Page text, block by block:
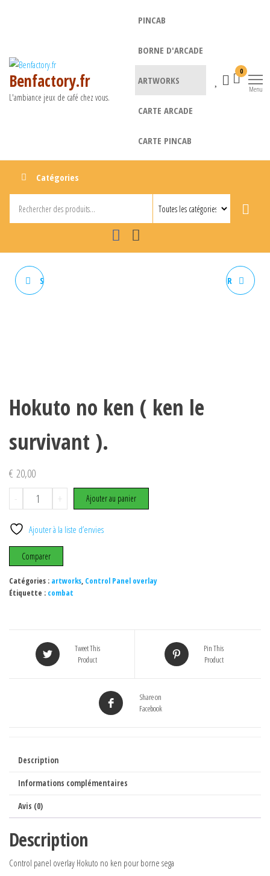
Benfactory.fr
L'ambiance jeux de café chez vous.
PINCAB
BORNE D'ARCADE
ARTWORKS
CARTE ARCADE
CARTE PINCAB
0
Menu
Catégories
SUPER STREET FIGHTER 2 X SET HOKUTO NO KEN POUR
Hokuto no ken ( ken le
survivant ).
€ 20,00
-
quantité
de
Hokuto
ken
(
ken
le
+ Ajouter au panier
Ajouter à la liste d’envies
Comparer
Catégories : artworks, Control Panel overlay
Étiquette : combat
Tweet This
Product
Pin This
Product
Share on
Facebook
Description
Informations complémentaires
Avis (0)
Description
Control panel overlay Hokuto no ken pour borne sega